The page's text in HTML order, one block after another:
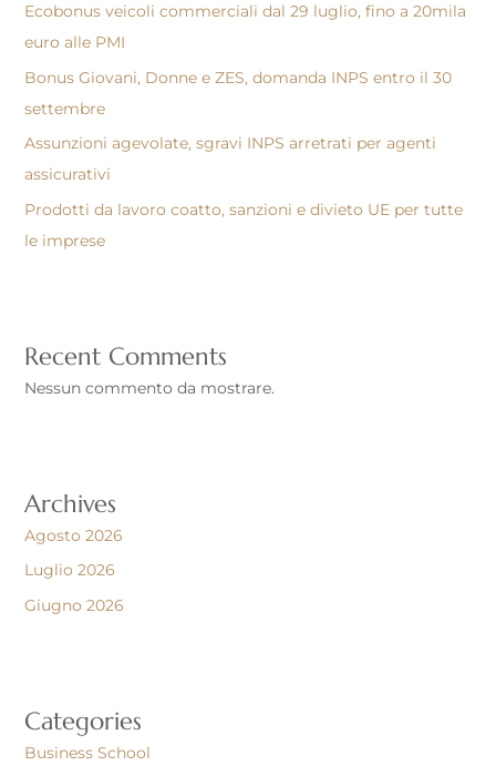
Ecobonus veicoli commerciali dal 29 luglio, fino a 20mila
euro alle PMI
Bonus Giovani, Donne e ZES, domanda INPS entro il 30
settembre
Assunzioni agevolate, sgravi INPS arretrati per agenti
assicurativi
Prodotti da lavoro coatto, sanzioni e divieto UE per tutte
le imprese
Recent Comments
Nessun commento da mostrare.
Archives
Agosto 2026
Luglio 2026
Giugno 2026
Categories
Business School